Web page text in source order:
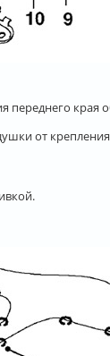
переднего края
от